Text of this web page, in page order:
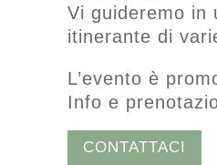
Vi guideremo in
itinerante di
L’evento è
Info e
CONTATTACI